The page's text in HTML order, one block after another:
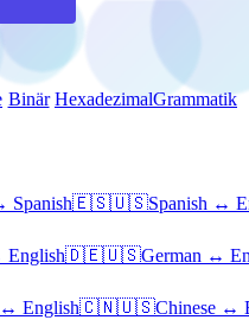
Binär HexadezimalGrammatik
Spanish🇪🇸🇺🇸Spanish ↔
English🇩🇪🇺🇸German ↔
↔ English🇨🇳🇺🇸Chinese ↔